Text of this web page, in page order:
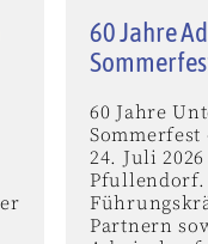
60 Jahre
60 Jahre
24. Juli
Pfullendorf.
Partnern